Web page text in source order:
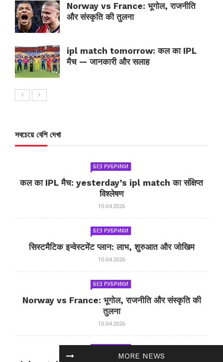
MORE NEWS
Norway vs France: भूगोल, राजनीति
और संस्कृति की तुलना
ipl match tomorrow: कल का IPL
मैच — जानकारी और सलाह
সবচেয়ে বেশি দেখা
БЕЗ РУБРИКИ
कल का IPL मैच: yesterday’s ipl match का संक्षिप्त
विश्लेषण
10.04.2026
БЕЗ РУБРИКИ
सिस्टमैटिक इन्वेस्टमेंट प्लान: लाभ, शुरुआत और जोखिम
10.04.2026
БЕЗ РУБРИКИ
Norway vs France: भूगोल, राजनीति और संस्कृति की
तुलना
10.04.2026